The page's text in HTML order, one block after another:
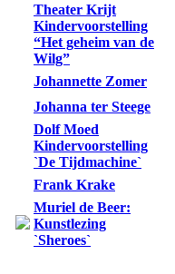
Theater Krijt
Kindervoorstelling
“Het geheim van de
Wilg”
Johannette Zomer
Johanna ter Steege
Dolf Moed
Kindervoorstelling
`De Tijdmachine`
Frank Krake
Muriel de Beer:
Kunstlezing
`Sheroes`